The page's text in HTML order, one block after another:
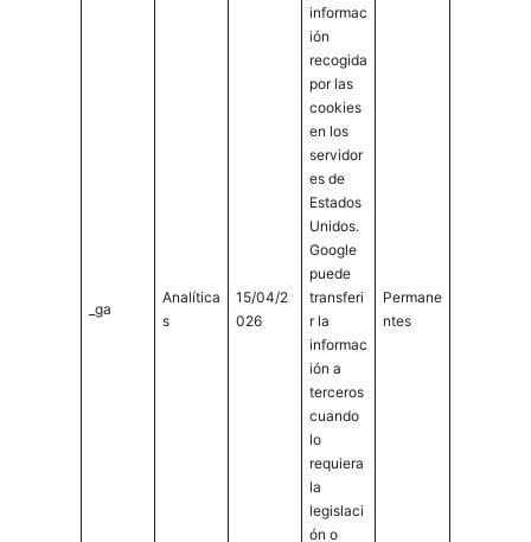
_ga
Analítica
s
15/04/2
026
informac
ión
recogida
por las
cookies
en los
servidor
es de
Estados
Unidos.
Google
puede
transferi
r la
informac
ión a
terceros
cuando
lo
requiera
la
legislaci
ón o
Permane
ntes